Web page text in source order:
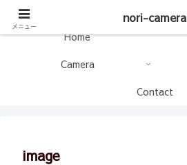
nori-camera
Home
Camera
Contact
image
メニュー
nori-camera